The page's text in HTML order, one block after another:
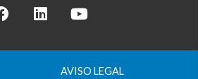
AVISO LEGAL